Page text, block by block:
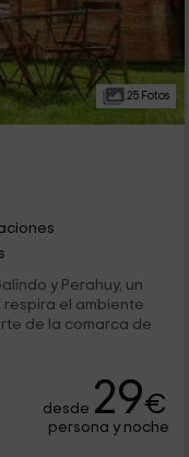
25 Fotos
y Perahuy, un
respira el ambiente
de la comarca de
desde 29€
persona y noche